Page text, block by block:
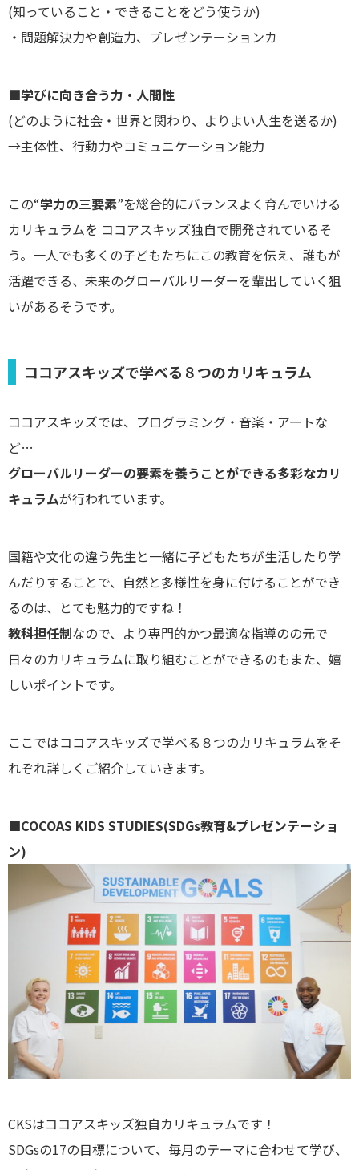
(知っていること・できることをどう使うか)
・問題解決力や創造力、プレゼンテーションカ
■学びに向き合う力・人間性
(どのように社会・世界と関わり、よりよい人生を送るか)
→主体性、行動力やコミュニケーション能力
この“学力の三要素”を総合的にバランスよく育んでいける
カリキュラムを ココアスキッズ独自で開発されているそ
う。一人でも多くの子どもたちにこの教育を伝え、誰もが
活躍できる、未来のグローバルリーダーを輩出していく狙
いがあるそうです。
ココアスキッズで学べる８つのカリキュラム
ココアスキッズでは、プログラミング・音楽・アートな
ど…
グローバルリーダーの要素を養うことができる多彩なカリ
キュラムが行われています。
国籍や文化の違う先生と一緒に子どもたちが生活したり学
んだりすることで、自然と多様性を身に付けることができ
るのは、とても魅力的ですね！
教科担任制なので、より専門的かつ最適な指導のの元で
日々のカリキュラムに取り組むことができるのもまた、嬉
しいポイントです。
ここではココアスキッズで学べる８つのカリキュラムをそ
れぞれ詳しくご紹介していきます。
■COCOAS KIDS STUDIES(SDGs教育&プレゼンテーショ
ン)
CKSはココアスキッズ独自カリキュラムです！
SDGsの17の目標について、毎月のテーマに合わせて学び、